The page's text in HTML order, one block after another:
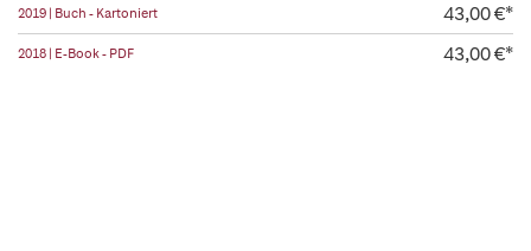
2019 | Buch - Kartoniert 43,00 €*
2018 | E-Book - PDF 43,00 €*